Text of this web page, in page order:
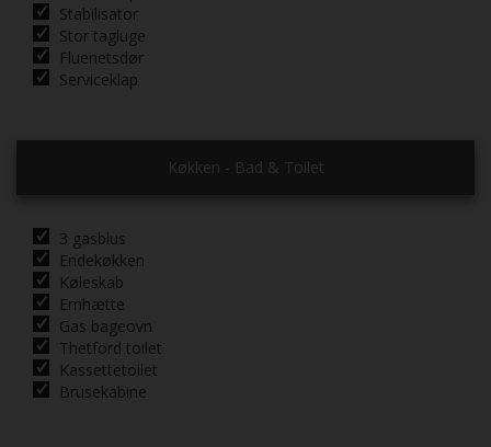
Stabilisator
Stor tagluge
Fluenetsdør
Serviceklap
Køkken - Bad & Toilet
3 gasblus
Endekøkken
Køleskab
Emhætte
Gas bageovn
Thetford toilet
Kassettetoilet
Brusekabine